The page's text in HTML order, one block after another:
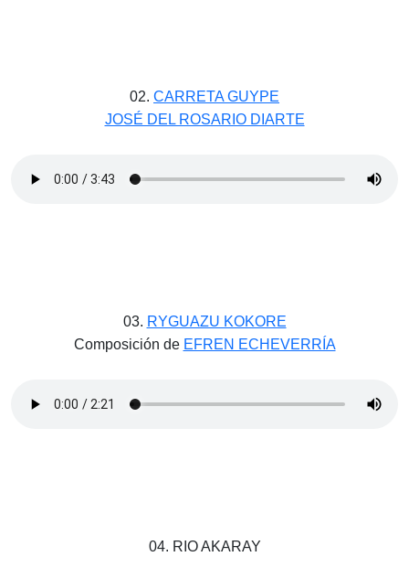
02. CARRETA GUYPE
JOSÉ DEL ROSARIO DIARTE
03. RYGUAZU KOKORE
Composición de EFREN ECHEVERRÍA
04. RIO AKARAY